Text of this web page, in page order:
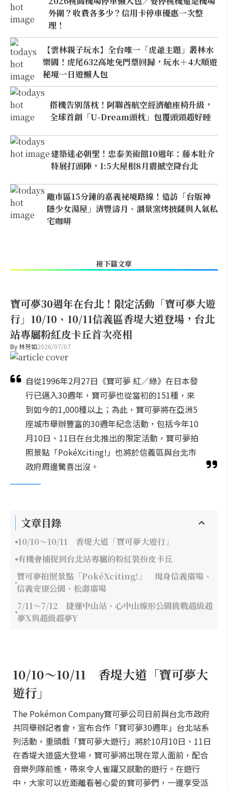
外圍？收費各多少？信用卡停車優惠一次整
理！
【雲林親子玩水】全台唯一「虎爺主題」叢林水
樂園！虎尾632高地免門票回歸，玩水＋4大順遊
秘境一日遊懶人包
搭機告別落枕！阿聯酋航空經濟艙座椅升級，
全球首創「U-Dream頭枕」包覆頭頸超好睡
建築迷必朝聖！忠泰美術館10週年：藤本壯介
特展打頭陣，1:5大屋根8月震撼空降台北
離市區15分鐘的嘉義祕境路線！造訪「台版神
隱少女湯屋」清豐濤月、湖景窯烤披薩與人氣私
宅咖啡
接下篇文章
寶可夢30週年在台北！限定活動「寶可夢大遊
行」10/10、10/11信義區香堤大道登場，台北
站專屬粉紅皮卡丘首次亮相
By林芳如2026/07/07
自從1996年2月27日《寶可夢 紅／綠》在日本發
行已邁入30週年，寶可夢也從當初的151種，來
到如今的1,000種以上；為此，寶可夢將在亞洲5
座城市舉辦豐富的30週年紀念活動，包括今年10
月10日、11日在台北推出的限定活動，寶可夢拍
照景點「PokéXciting!」也將於信義區與台北市
政府周邊驚喜出沒。
文章目錄
10/10～10/11 香堤大道「寶可夢大遊行」
有機會捕捉到台北站專屬的粉紅裝扮皮卡丘
寶可夢拍照景點「PokéXciting!」 現身信義廣場、
信義安康公園、松壽廣場
7/11～7/12 捷運中山站、心中山線形公園挑戰超級超
夢X與超級超夢Y
10/10～10/11 香堤大道「寶可夢大
遊行」
The Pokémon Company寶可夢公司日前與台北市政府
共同舉辦記者會，宣布合作「寶可夢30週年」台北站系
列活動，重頭戲「寶可夢大遊行」將於10月10日、11日
在香堤大道盛大登場，寶可夢將出現在眾人面前，配合
音樂列隊前進，帶來令人雀躍又感動的遊行。在遊行
中，大家可以近距離看著心愛的寶可夢們，一邊享受派